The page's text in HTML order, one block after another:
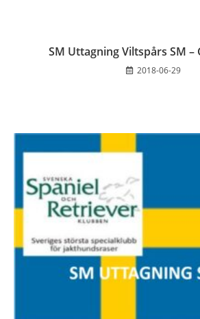
SM Uttagning Viltspårs SM
2018-06-29